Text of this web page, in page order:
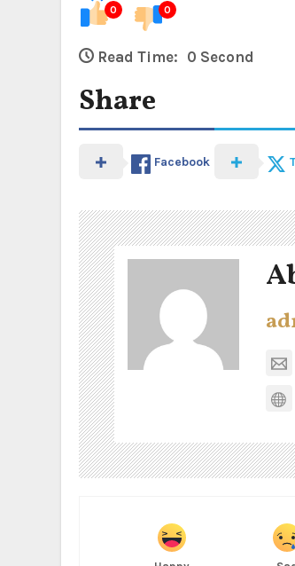
0 0
Read Time: 0 Second
Share
Facebook